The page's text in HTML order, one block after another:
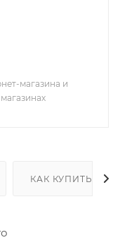
магазина и
КАК КУПИТЬ